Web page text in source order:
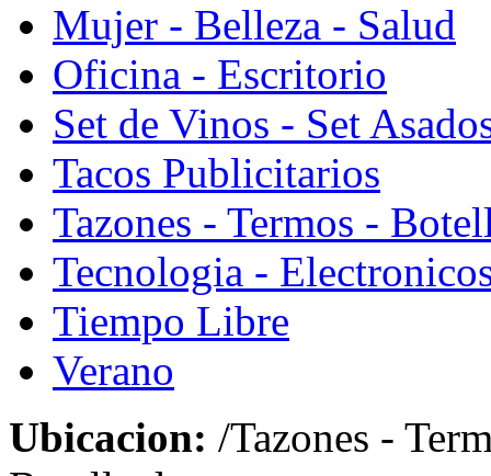
Mujer - Belleza - Salud
Oficina - Escritorio
Set de Vinos - Set
Tacos Publicitarios
Tazones - Termos -
Tecnologia -
Tiempo Libre
Verano
Ubicacion: /Tazones -